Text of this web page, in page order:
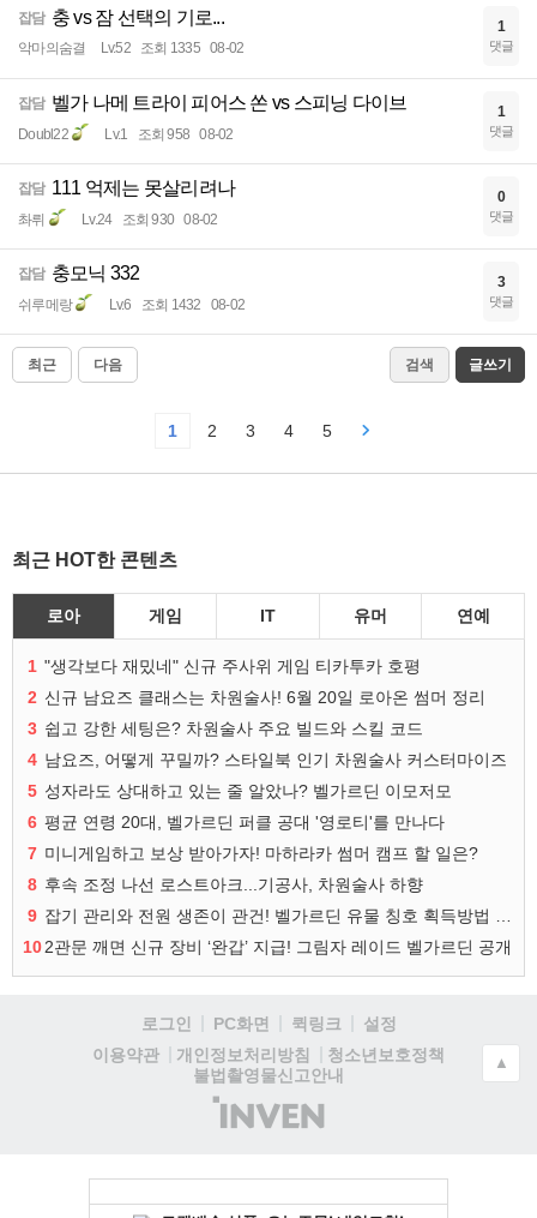
잡담 충 vs 잠 선택의 기로...
악마의숨결 Lv.52 조회 1335 08-02
1
댓글
잡담 벨가 나메 트라이 피어스 쏜 vs 스피닝 다이브
Doubl22 Lv.1 조회 958 08-02
1
댓글
잡담 111 억제는 못살리려나
촤뤼 Lv.24 조회 930 08-02
0
댓글
잡담 충모닉 332
쉬루메랑 Lv.6 조회 1432 08-02
3
댓글
최근 다음 검색 글쓰기
1 2 3 4 5
최근 HOT한 콘텐츠
로아 게임 IT 유머 연예
1 "생각보다 재밌네" 신규 주사위 게임 티카투카 호평
2 신규 남요즈 클래스는 차원술사! 6월 20일 로아온 썸머 정리
3 쉽고 강한 세팅은? 차원술사 주요 빌드와 스킬 코드
4 남요즈, 어떻게 꾸밀까? 스타일북 인기 차원술사 커스터마이즈
5 성자라도 상대하고 있는 줄 알았나? 벨가르딘 이모저모
6 평균 연령 20대, 벨가르딘 퍼클 공대 '영로티'를 만나다
7 미니게임하고 보상 받아가자! 마하라카 썸머 캠프 할 일은?
8 후속 조정 나선 로스트아크...기공사, 차원술사 하향
9
102관문 깨면 신규 장비 ‘완갑’ 지급! 그림자 레이드 벨가르딘 공개
로그인 PC화면 퀵링크
설정
이용약관
개인정보처리방침
청소년보호정책
불법촬영물신고안내
(주)
인
▲